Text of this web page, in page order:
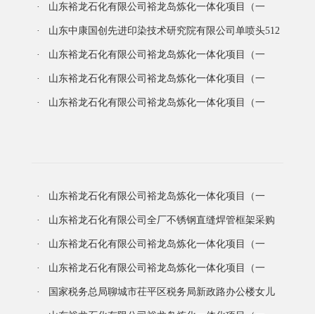
期）工艺阀门专项维修服务 标段 2中标结果公告
· 山东裕龙石化有限公司裕龙岛炼化一体化项目（一
期）工艺阀门专项维修服务 标段 1废标公告
· 山东中康国创先进印染技术研究院有限公司单喷头512
喷孔纺织专用高端压电喷墨打印头研发及产业化项目（第
一批）、（第四批）部分设备询价采购项目成交公告
· 山东裕龙石化有限公司裕龙岛炼化一体化项目（一
期）2026 年零星建材框架采购项目中标结果公告
· 山东裕龙石化有限公司裕龙岛炼化一体化项目（一
期）tube 管（国产）框架协议采购项目（二次）中标结果
· 山东裕龙石化有限公司裕龙岛炼化一体化项目（一
· 山东裕龙石化有限公司裕龙岛炼化一体化项目（一
期）可拆板式换热器 胶垫框架协议采购项目中标候选人公
示
· 山东裕龙石化有限公司全厂不锈钢直缝焊管框架采购
项目中标候选人公示
· 山东裕龙石化有限公司裕龙岛炼化一体化项目（一
期）后续新增项目及技改技措项目勘察项目中标候选人公
示
· 山东裕龙石化有限公司裕龙岛炼化一体化项目（一
期）厂区交通管理 pc 总承包项目中标候选人公示
· 国家税务总局聊城市茌平区税务局新政路办公楼女儿